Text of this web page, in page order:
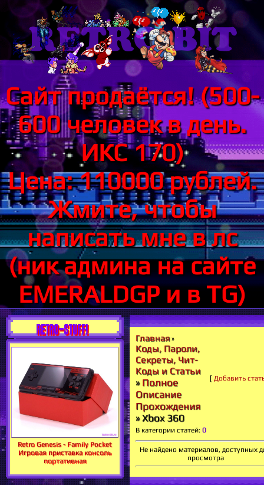
Сайт продаётся! (500-
600 человек в день.
ИКС 170)
Цена: 110000 рублей.
Жмите, чтобы
написать мне в лс
(ник админа на сайте
EMERALDGP и в TG)
RETRO-STUFF!
Retro Genesis - Family Pocket
Игровая приставка консоль
портативная
Главная»
Коды, Пароли,
Секреты, Чит-
Коды и Статьи
» Полное
Описание
Прохождения
» Xbox 360
[ Добавить
В категории статей: 0
Не найдено материалов, доступных
просмотра